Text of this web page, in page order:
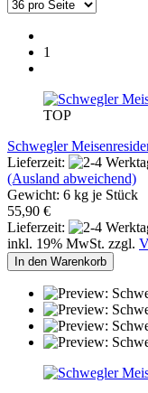
1
TOP
Schwegler
Lieferzeit:
(Ausland abweichend)
Gewicht: 6 kg je Stück
55,90 €
Lieferzeit:
inkl. 19% MwSt. zzgl.
In den Warenkorb